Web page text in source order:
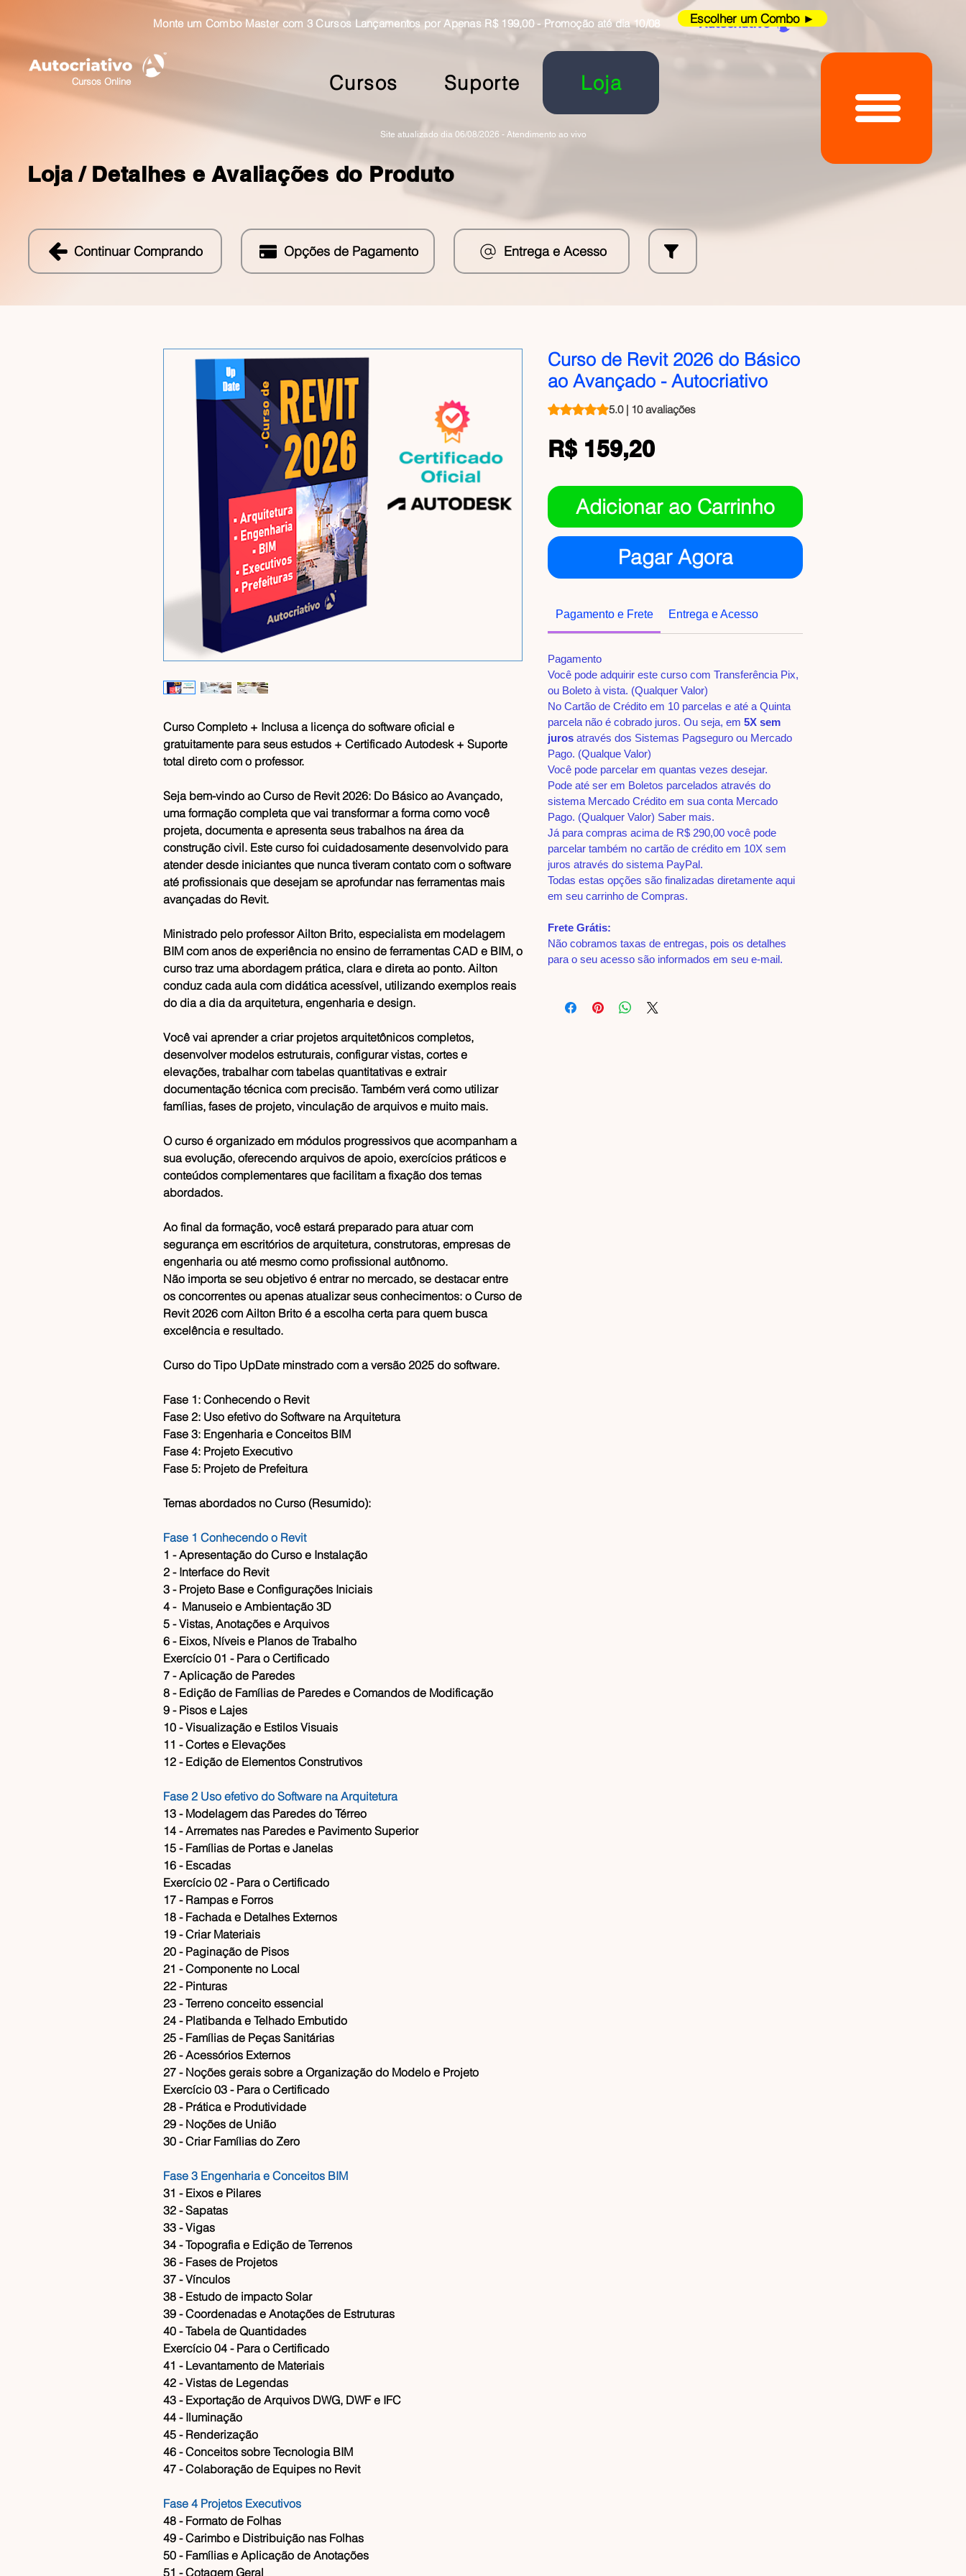
Monte um Combo Master com 3 Cursos Lançamentos por Apenas R$ 199,00 - Promoção até dia 10/08 Escolher um Combo ►
Curso Completo + Inclusa a licença do software oficial e
gratuitamente para seus estudos + Certificado Autodesk + Suporte
total direto com o professor.
Seja bem-vindo ao Curso de Revit 2026: Do Básico ao Avançado,
uma formação completa que vai transformar a forma como você
projeta, documenta e apresenta seus trabalhos na área da
construção civil. Este curso foi cuidadosamente desenvolvido para
atender desde iniciantes que nunca tiveram contato com o software
até profissionais que desejam se aprofundar nas ferramentas mais
avançadas do Revit.
Ministrado pelo professorAilton Brito, especialista em modelagem
BIM com anos de experiência no ensino de ferramentas CAD e BIM, o
curso traz uma abordagem prática, clara e direta ao ponto. Ailton
conduz cada aula com didática acessível, utilizando exemplos reais
do dia a dia da arquitetura, engenharia e design.
Você vai aprender a criar projetos arquitetônicos completos,
desenvolver modelos estruturais, configurar vistas, cortes e
elevações, trabalhar com tabelas quantitativas e extrair
documentação técnica com precisão. Também verá como utilizar
famílias, fases de projeto, vinculação de arquivos e muito mais.
O curso é organizado em módulos progressivos que acompanham a
sua evolução, oferecendo arquivos de apoio, exercícios práticos e
conteúdos complementares que facilitam a fixação dos temas
abordados.
Ao final da formação, você estará preparado para atuar com
segurança em escritórios de arquitetura, construtoras, empresas de
engenharia ou até mesmo como profissional autônomo.
Não importa se seu objetivo é entrar no mercado, se destacar entre
os concorrentes ou apenas atualizar seus conhecimentos: o Curso de
Revit 2026 com Ailton Brito é a escolha certa para quem busca
excelência e resultado.
Curso do Tipo UpDate minstrado com a versão 2025 do software.
Fase 1: Conhecendo o Revit
Fase 2: Uso efetivo do Software na Arquitetura
Fase 3: Engenharia e Conceitos BIM
Fase 4: Projeto Executivo
Fase 5: Projeto de Prefeitura
Temas abordados no Curso (Resumido):
Fase 1 Conhecendo o Revit
​1 - Apresentação do Curso e Instalação
​2 - Interface do Revit
​3 - Projeto Base e Configurações Iniciais
​4 - Manuseio e Ambientação 3D
​5 - Vistas, Anotações e Arquivos
​6 - Eixos, Níveis e Planos de Trabalho
​Exercício 01 - Para o Certificado
​7 - Aplicação de Paredes
​8 - Edição de Famílias de Paredes e Comandos de Modificação
​9 - Pisos e Lajes
​10 - Visualização e Estilos Visuais
​11 - Cortes e Elevações
​12 - Edição de Elementos Construtivos
Fase 2 Uso efetivo do Software na Arquitetura
​13 - Modelagem das Paredes do Térreo
​14 - Arremates nas Paredes e Pavimento Superior
​15 - Famílias de Portas e Janelas
​16 - Escadas
​Exercício 02 - Para o Certificado
​17 - Rampas e Forros
​18 - Fachada e Detalhes Externos
​19 - Criar Materiais
​20 - Paginação de Pisos
​21 - Componente no Local
​22 - Pinturas
​23 - Terreno conceito essencial
​24 - Platibanda e Telhado Embutido
​25 - Famílias de Peças Sanitárias
​26 - Acessórios Externos
​27 - Noções gerais sobre a Organização do Modelo e Projeto
​Exercício 03 - Para o Certificado
​28 - Prática e Produtividade
​29 - Noções de União
​30 - Criar Famílias do Zero
Fase 3 Engenharia e Conceitos BIM
​31 - Eixos e Pilares
​32 - Sapatas
​33 - Vigas
​34 - Topografia e Edição de Terrenos
​36 - Fases de Projetos
​37 - Vínculos
​38 - Estudo de impacto Solar
​39 - Coordenadas e Anotações de Estruturas
​40 - Tabela de Quantidades
​Exercício 04 - Para o Certificado
​41 - Levantamento de Materiais
​42 - Vistas de Legendas
​43 - Exportação de Arquivos DWG, DWF e IFC
​44 - Iluminação
​45 - Renderização
​46 - Conceitos sobre Tecnologia BIM
​47 - Colaboração de Equipes no Revit
Fase 4 Projetos Executivos
​48 - Formato de Folhas
​49 - Carimbo e Distribuição nas Folhas
​50 - Famílias e Aplicação de Anotações
​51 - Cotagem Geral
Curso de Revit 2026 do Básico
ao Avançado - Autocriativo
A classificação é 5.0 de 5 estrelas com base em 10 avaliações
5.0 | 10 avaliações
R$ 159,20Preço
Adicionar ao Carrinho
Pagar Agora
Pagamento e Frete Entrega e Acesso
Pagamento
Você pode adquirir este curso com Transferência Pix,
ou Boleto à vista. (Qualquer Valor)
No Cartão de Crédito em 10 parcelas e até a Quinta
parcela não é cobrado juros. Ou seja, em 5X sem
juros através dos Sistemas Pagseguro ou Mercado
Pago. (Qualque Valor)
Você pode parcelar em quantas vezes desejar.
Pode até ser em Boletos parcelados através do
sistema Mercado Crédito em sua conta Mercado
Pago. (Qualquer Valor) Saber mais.
Já para compras acima de R$ 290,00 você pode
parcelar também no cartão de crédito em 10X sem
juros através do sistema PayPal.
Todas estas opções são finalizadas diretamente aqui
em seu carrinho de Compras.
Frete Grátis:
Não cobramos taxas de entregas, pois os detalhes
para o seu acesso são informados em seu e-mail.
Continuar Comprando Opções de Pagamento Entrega e Acesso
Cursos Online Cursos Suporte Loja
Loja / Detalhes e Avaliações do Produto
Site atualizado dia 06/08/2026 - Atendimento ao vivo